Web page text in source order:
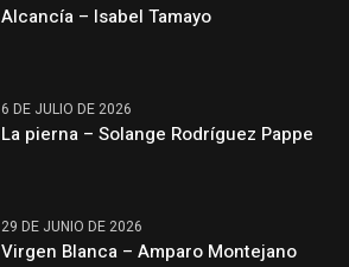
Alcancía – Isabel Tamayo
6 DE JULIO DE 2026
La pierna – Solange Rodríguez Pappe
29 DE JUNIO DE 2026
Virgen Blanca – Amparo Montejano